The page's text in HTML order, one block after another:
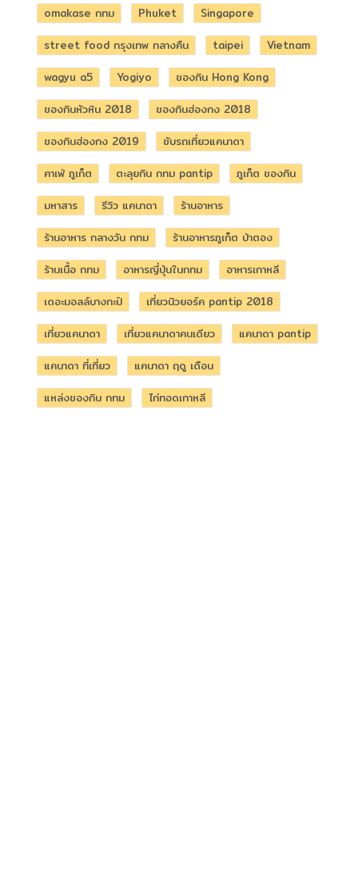
omakase กทม Phuket
Singapore
street food กรุงเทพ กลางคืน
taipei
Vietnam
wagyu a5
Yogiyo
ของกิน Hong Kong
ของกินหัวหิน 2018
ของกินฮ่องกง 2018
ของกินฮ่องกง 2019
ขับรถเที่ยวแคนาดา
คาเฟ่ ภูเก็ต
ตะลุยกิน กทม pantip
ภูเก็ต ของกิน
มหาสาร
รีวิว แคนาดา
ร้านอาหาร
ร้านอาหาร กลางวัน กทม
ร้านอาหารภูเก็ต ป่าตอง
ร้านเนื้อ กทม
อาหารญี่ปุ่นในกทม
อาหารเกาหลี
เดอะมอลล์บางกะปิ
เที่ยวนิวยอร์ค pantip 2018
เที่ยวแคนาดา
เที่ยวแคนาดาคนเดียว
แคนาดา pantip
แคนาดา ที่เที่ยว
แคนาดา ฤดู เดือน
แหล่งของกิน กทม
ไก่ทอดเกาหลี